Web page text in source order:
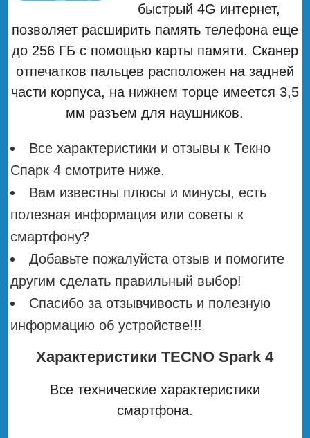
быстрый 4G интернет,
позволяет расширить память телефона еще
до 256 ГБ с помощью карты памяти. Сканер
отпечатков пальцев расположен на задней
части корпуса, на нижнем торце имеется 3,5
мм разъем для наушников.
Все характеристики и отзывы к Текно
Спарк 4 смотрите ниже.
Вам известны плюсы и минусы, есть
полезная информация или советы к
смартфону?
Добавьте пожалуйста отзыв и помогите
другим сделать правильный выбор!
Спасибо за отзывчивость и полезную
информацию об устройстве!!!
Характеристики TECNO Spark 4
Все технические характеристики
смартфона.